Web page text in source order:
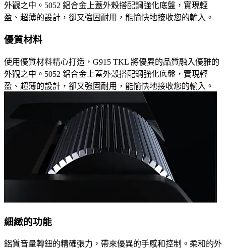
外觀之中。5052 鋁合金上蓋外殼搭配鋼強化底盤，實現輕
盈、超薄的設計，卻又強固耐用，能愉快地接收您的輸入。
優質材料
使用優質材料精心打造，G915 TKL 將優異的品質融入優雅的
外觀之中。5052 鋁合金上蓋外殼搭配鋼強化底盤，實現輕
盈、超薄的設計，卻又強固耐用，能愉快地接收您的輸入。
細緻的功能
鋁質音量轉鈕的精確張力，帶來優異的手感和控制。柔和的外